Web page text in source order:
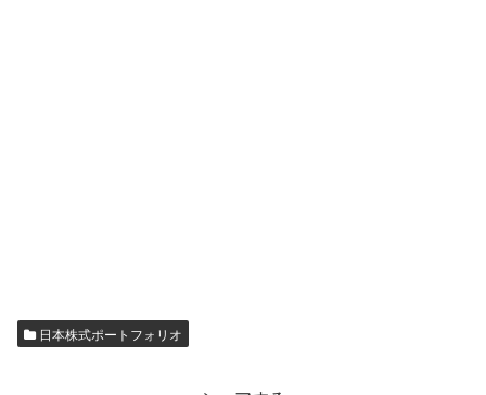
日本株式ポートフォリオ